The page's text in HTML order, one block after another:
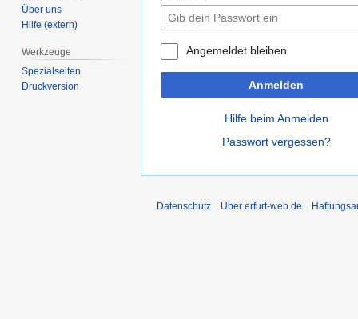
Angemeldet bleiben
Anmelden
Hilfe beim Anmelden
Passwort vergessen?
Über uns
Hilfe (extern)
Werkzeuge
Spezialseiten
Druckversion
Datenschutz Über erfurt-web.de